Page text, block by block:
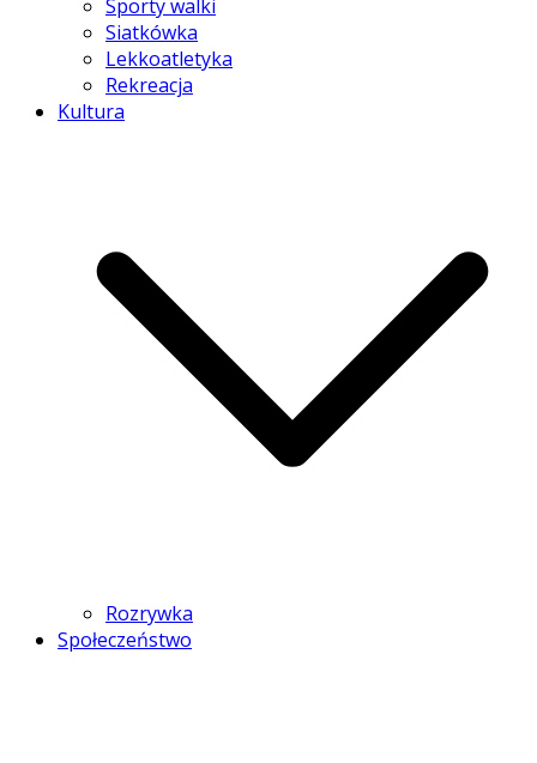
Sporty walki
Siatkówka
Lekkoatletyka
Rekreacja
Kultura
Rozrywka
Społeczeństwo